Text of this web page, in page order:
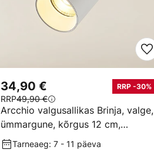
Arcchio valgusallikas Brinja, valge,
ümmargune, kõrgus 12 cm,
läbimõõt 6 cm
34,90 € RRP -30%
RRP49,90 €
Tarneaeg: 7 - 11 päeva